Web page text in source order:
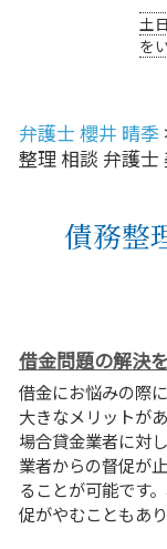
土
を
弁護士 櫻井 晴季
整理 相談 弁護士
債務整
借金問題の解決
借金にお悩みの際
大きなメリットが
場合貸金業者に対
業者からの督促が
ることが可能です
促がやむこともあ